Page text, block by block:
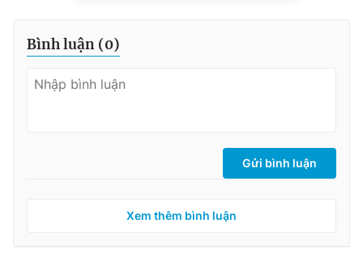
Bình luận (0)
Gửi bình luận
Xem thêm bình luận